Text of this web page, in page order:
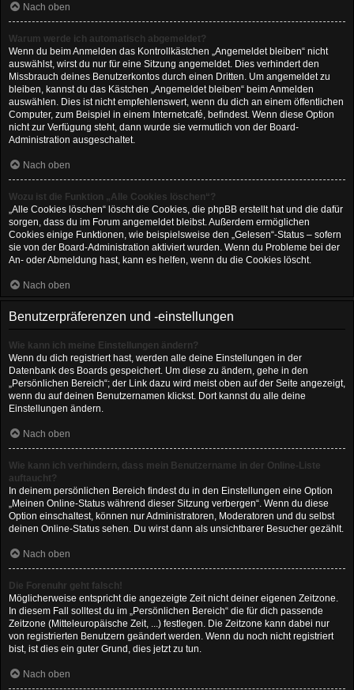
Nach oben
Warum werde ich automatisch abgemeldet?
Wenn du beim Anmelden das Kontrollkästchen „Angemeldet bleiben“ nicht
auswählst, wirst du nur für eine Sitzung angemeldet. Dies verhindert den
Missbrauch deines Benutzerkontos durch einen Dritten. Um angemeldet zu
bleiben, kannst du das Kästchen „Angemeldet bleiben“ beim Anmelden
auswählen. Dies ist nicht empfehlenswert, wenn du dich an einem öffentlichen
Computer, zum Beispiel in einem Internetcafé, befindest. Wenn diese Option
nicht zur Verfügung steht, dann wurde sie vermutlich von der Board-
Administration ausgeschaltet.
Nach oben
Wozu ist die Funktion „Alle Cookies löschen“?
„Alle Cookies löschen“ löscht die Cookies, die phpBB erstellt hat und die dafür
sorgen, dass du im Forum angemeldet bleibst. Außerdem ermöglichen
Cookies einige Funktionen, wie beispielsweise den „Gelesen“-Status – sofern
sie von der Board-Administration aktiviert wurden. Wenn du Probleme bei der
An- oder Abmeldung hast, kann es helfen, wenn du die Cookies löscht.
Nach oben
Benutzerpräferenzen und -einstellungen
Wie kann ich meine Einstellungen ändern?
Wenn du dich registriert hast, werden alle deine Einstellungen in der
Datenbank des Boards gespeichert. Um diese zu ändern, gehe in den
„Persönlichen Bereich“; der Link dazu wird meist oben auf der Seite angezeigt,
wenn du auf deinen Benutzernamen klickst. Dort kannst du alle deine
Einstellungen ändern.
Nach oben
Wie kann ich verhindern, dass mein Benutzername in der Online-Liste
auftaucht?
In deinem persönlichen Bereich findest du in den Einstellungen eine Option
„Meinen Online-Status während dieser Sitzung verbergen“. Wenn du diese
Option einschaltest, können nur Administratoren, Moderatoren und du selbst
deinen Online-Status sehen. Du wirst dann als unsichtbarer Besucher gezählt.
Nach oben
Die Forenuhr geht falsch!
Möglicherweise entspricht die angezeigte Zeit nicht deiner eigenen Zeitzone.
In diesem Fall solltest du im „Persönlichen Bereich“ die für dich passende
Zeitzone (Mitteleuropäische Zeit, ...) festlegen. Die Zeitzone kann dabei nur
von registrierten Benutzern geändert werden. Wenn du noch nicht registriert
bist, ist dies ein guter Grund, dies jetzt zu tun.
Nach oben